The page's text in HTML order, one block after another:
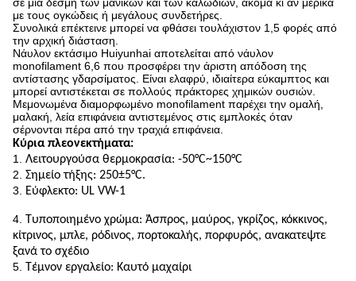
με τους ογκώδεις ή μεγάλους συνδετήρες.
Συνολικά επέκτεινε μπορεί να φθάσει τουλάχιστον 1,5 φορές από
την αρχική διάσταση.
Νάυλον εκτάσιμο Huiyunhai αποτελείται από νάυλον
monofilament 6,6 που προσφέρει την άριστη απόδοση της
αντίστασης γδαρσίματος. Είναι ελαφρύ, ιδιαίτερα εύκαμπτος και
μπορεί αντιστέκεται σε πολλούς πράκτορες χημικών ουσιών.
Μεμονωμένα διαμορφωμένο monofilament παρέχει την ομαλή,
μαλακή, λεία επιφάνεια αντιστεμένος στις εμπλοκές όταν
σέρνονται πέρα από την τραχιά επιφάνεια.
Κύρια πλεονεκτήματα:
1. Λειτουργούσα θερμοκρασία: -50°C~150°C
2. Σημείο τήξης: 250±5°C.
3.
Εύφλεκτο: UL VW-1
4. Τυποποιημένο χρώμα: Άσπρος, μαύρος, γκρίζος, κόκκινος,
κίτρινος, μπλε, ρόδινος, πορτοκαλής, πορφυρός, ανακατεψτε
ξανά το σχέδιο
5. Τέμνον εργαλείο: Καυτό μαχαίρι